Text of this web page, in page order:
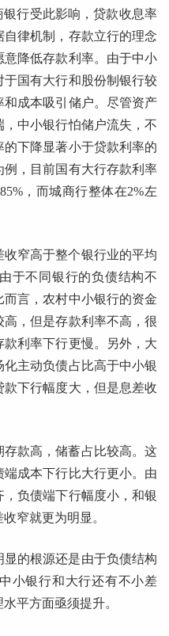
行受此影响，贷款收息率
律机制，存款立行的理念
降低存款利率。由于中小
国有大行和股份制银行较
成本吸引储户。尽管资产
中小银行怕储户流失，不
下降显著小于贷款利率的
，目前国有大行存款利率
，而城商行整体在2%左
窄高于整个银行业的平均
于不同银行的负债结构不
言，农村中小银行的资金
，但是存款利率不高，很
利率下行更慢。另外，大
主动负债占比高于中小银
下行幅度大，但是息差收
款高，储蓄占比较高。这
成本下行比大行更小。由
负债端下行幅度小，和银
窄就更为明显。
的根源还是由于负债结构
小银行和大行还有不小差
平方面亟须提升。